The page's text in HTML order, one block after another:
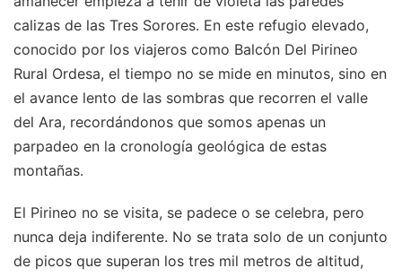
calizas de las Tres Sorores. En este refugio elevado,
conocido por los viajeros como Balcón Del Pirineo
Rural Ordesa, el tiempo no se mide en minutos, sino en
el avance lento de las sombras que recorren el valle
del Ara, recordándonos que somos apenas un
parpadeo en la cronología geológica de estas
montañas.
El Pirineo no se visita, se padece o se celebra, pero
nunca deja indiferente. No se trata solo de un conjunto
de picos que superan los tres mil metros de altitud,